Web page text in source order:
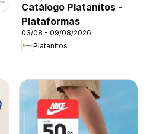
Catálogo Platanitos -
Plataformas
03/08 - 09/08/2026
Platanitos